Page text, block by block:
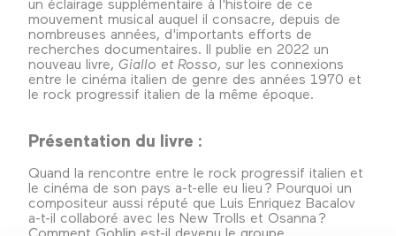
mouvement musical auquel il consacre, depuis de
nombreuses années, d'importants efforts de
recherches documentaires. Il publie en 2022 un
nouveau livre, Giallo et Rosso , sur les connexions
entre le cinéma italien de genre des années 1970 et
le rock progressif italien de la même époque.
Présentation du livre :
Quand la rencontre entre le rock progressif italien et
le cinéma de son pays a-t-elle eu lieu ? Pourquoi un
compositeur aussi réputé que Luis Enriquez Bacalov
a-t-il collaboré avec les New Trolls et Osanna ?
Comment Goblin est-il devenu le groupe